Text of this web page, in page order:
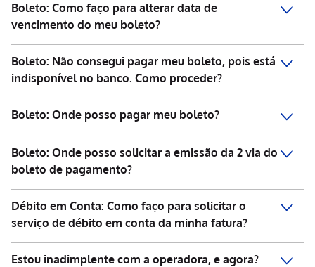
Boleto: Como faço para alterar data de
vencimento do meu boleto?
Boleto: Não consegui pagar meu boleto, pois está
indisponível no banco. Como proceder?
Boleto: Onde posso pagar meu boleto?
Boleto: Onde posso solicitar a emissão da 2 via do
boleto de pagamento?
Débito em Conta: Como faço para solicitar o
serviço de débito em conta da minha fatura?
Estou inadimplente com a operadora, e agora?